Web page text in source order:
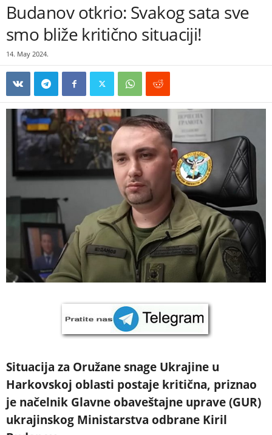
Budanov otkrio: Svakog sata sve
smo bliže kritično situaciji!
14. May 2024.
Situacija za Oružane snage Ukrajine u
Harkovskoj oblasti postaje kritična, priznao
je načelnik Glavne obaveštajne uprave (GUR)
ukrajinskog Ministarstva odbrane Kiril